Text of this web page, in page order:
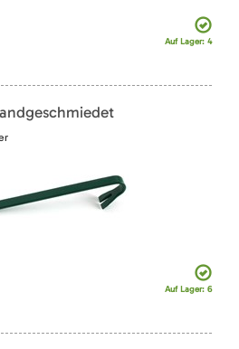
Auf Lager: 4
Auf Lager: 6